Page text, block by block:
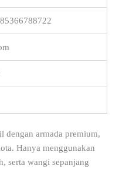
dengan armada premium,
Hanya menggunakan
serta wangi sepanjang